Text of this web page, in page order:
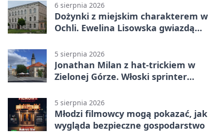
6 sierpnia 2026
Dożynki z miejskim charakterem w
Ochli. Ewelina Lisowska gwiazdą
5 sierpnia 2026
Jonathan Milan z hat-trickiem w
Zielonej Górze. Włoski sprinter
5 sierpnia 2026
Młodzi filmowcy mogą pokazać, jak
wygląda bezpieczne gospodarstwo